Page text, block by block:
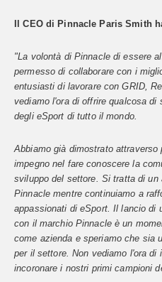
Il CEO di Pinnacle Paris Smith
"La volontà di Pinnacle di essere
permesso di collaborare con i
entusiasti di lavorare con GRID,
vediamo l'ora di offrire qualcosa
degli eSport di tutto il mondo.
Abbiamo già dimostrato
impegno nel fare conoscere la
sviluppo del settore. Si tratta di un
Pinnacle mentre continuiamo a
appassionati di eSport. Il lancio di
con il marchio Pinnacle è un
come azienda e speriamo che sia
per il settore. Non vediamo l'ora di
incoronare i nostri primi campioni